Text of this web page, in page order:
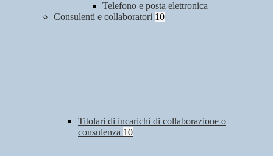
Telefono e posta elettronica
Consulenti e collaboratori 10
Titolari di incarichi di collaborazione o
consulenza 10